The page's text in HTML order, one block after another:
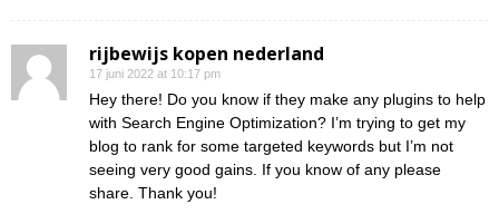
rijbewijs kopen nederland
17 juni 2022 at 10:17 pm
Hey there! Do you know if they make any plugins to help
with Search Engine Optimization? I’m trying to get my
blog to rank for some targeted keywords but I’m not
seeing very good gains. If you know of any please
share. Thank you!